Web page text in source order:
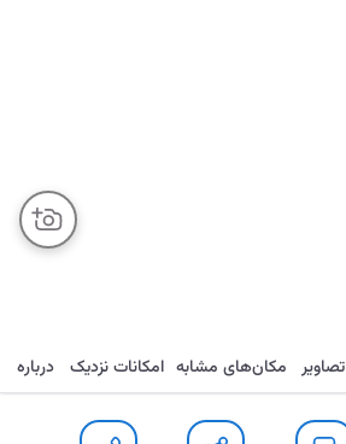
ذخیره ارسال تماس تصاویر مکان‌های مشابه امکانات نزدیک درباره